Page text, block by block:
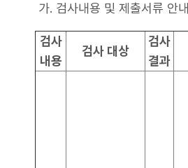
가. 검사내용 및 제출서류 안내
검사
내용
검사 대상
검사
결과